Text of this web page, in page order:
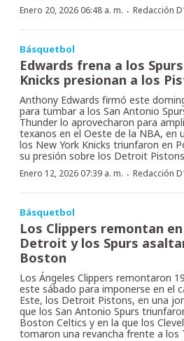
Enero 20, 2026 06:48 a. m. · Redacción
Básquetbol
Edwards frena a los
Knicks presionan a los
Anthony Edwards firmó este
para tumbar a los San Antonio
Thunder lo aprovecharon para
texanos en el Oeste de la NBA, en
los New York Knicks triunfaron en
su presión sobre los Detroit
Enero 12, 2026 07:39 a. m. · Redacción
Básquetbol
Los Clippers remontan en
Detroit y los Spurs
Boston
Los Ángeles Clippers remontaron
este sábado para imponerse en el
Este, los Detroit Pistons, en una
que los San Antonio Spurs
Boston Celtics y en la que los
tomaron una revancha frente a los